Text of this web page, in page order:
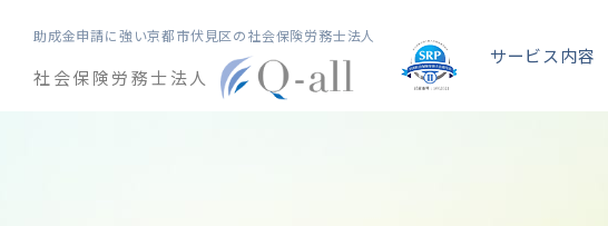
助成金申請に強い京都市伏見区の社会保険労務士法人
社会保険労務士法人
サービス内容